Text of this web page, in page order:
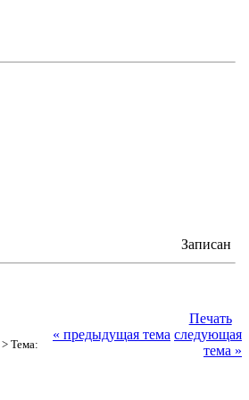
Записан
Печать
> Тема:
« предыдущая тема следующая
тема »